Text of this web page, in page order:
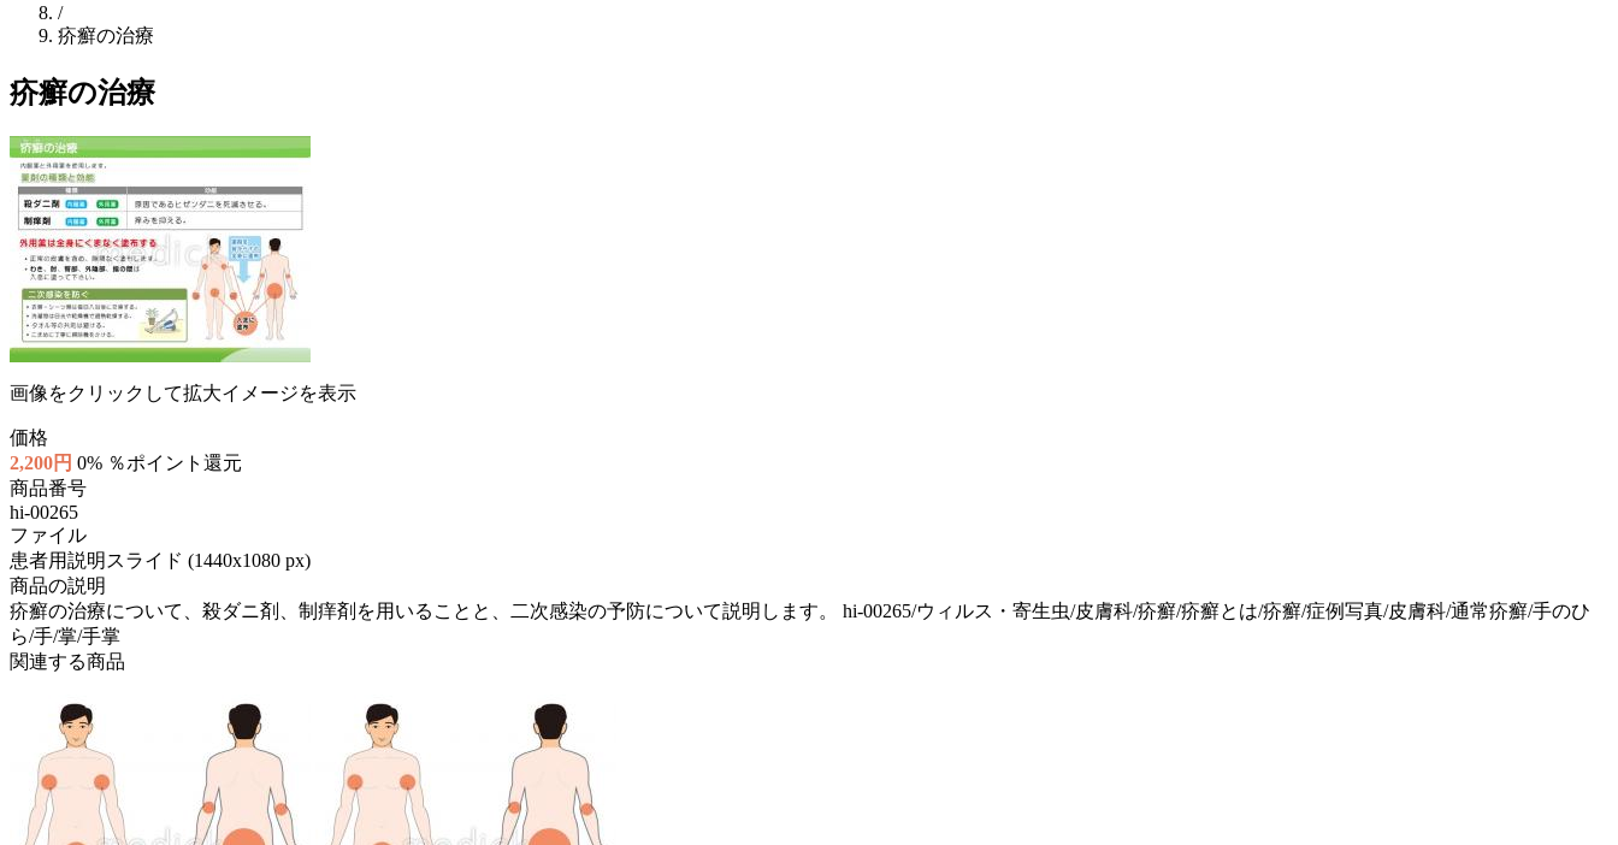
/
疥癬の治療
疥癬の治療
画像をクリックして拡大イメージを表示
価格
2,200円 0% ％ポイント還元
商品番号
hi-00265
ファイル
患者用説明スライド (1440x1080 px)
商品の説明
疥癬の治療について、殺ダニ剤、制痒剤を用いることと、二次感染の予防について説明します。 hi-00265/ウィルス・寄生虫/皮膚科/疥癬/疥癬とは/疥癬/症例写真/皮膚科/通常疥癬/手のひ
ら/手/掌/手掌
関連する商品